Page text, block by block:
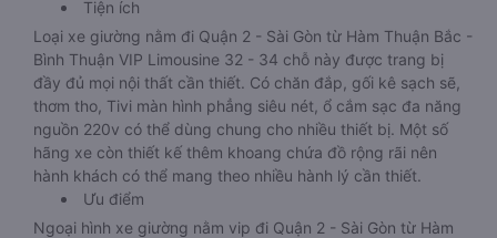
Tiện ích
Loại xe giường nằm đi Quận 2 - Sài Gòn từ Hàm Thuận Bắc -
Bình Thuận VIP Limousine 32 - 34 chỗ này được trang bị
đầy đủ mọi nội thất cần thiết. Có chăn đắp, gối kê sạch sẽ,
thơm tho, Tivi màn hình phẳng siêu nét, ổ cắm sạc đa năng
nguồn 220v có thể dùng chung cho nhiều thiết bị. Một số
hãng xe còn thiết kế thêm khoang chứa đồ rộng rãi nên
hành khách có thể mang theo nhiều hành lý cần thiết.
Ưu điểm
Ngoại hình xe giường nằm vip đi Quận 2 - Sài Gòn từ Hàm